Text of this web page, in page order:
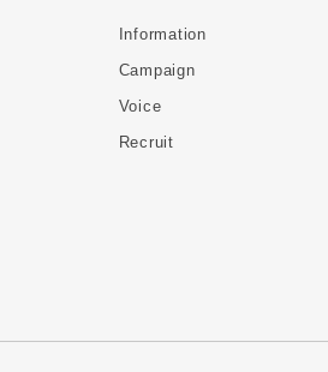
Information
Campaign
Voice
Recruit